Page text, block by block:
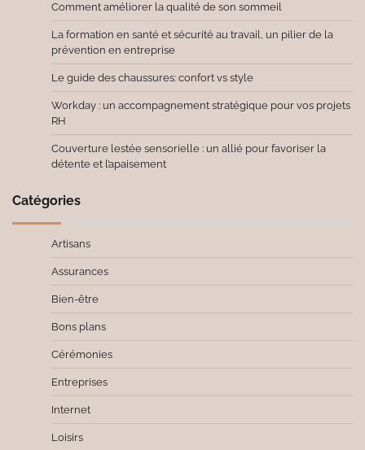
Comment améliorer la qualité de son sommeil
La formation en santé et sécurité au travail, un pilier de la
prévention en entreprise
Le guide des chaussures: confort vs style
Workday : un accompagnement stratégique pour vos projets
RH
Couverture lestée sensorielle : un allié pour favoriser la
détente et l’apaisement
Catégories
Artisans
Assurances
Bien-être
Bons plans
Cérémonies
Entreprises
Internet
Loisirs